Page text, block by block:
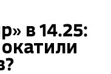
в 14.25:
окатили